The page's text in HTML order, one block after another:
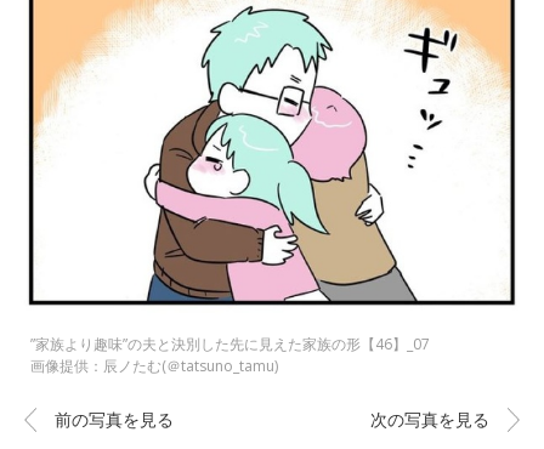
”家族より趣味”の夫と決別した先に見えた家族の形【46】_07
画像提供：辰ノたむ(＠tatsuno_tamu)
前の写真を見る 次の写真を見る